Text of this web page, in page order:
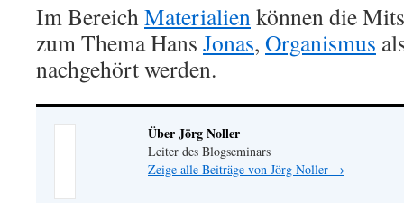
Im BereichMaterialienkönnen die
zum Thema Hans Jonas, Organismus
nachgehört werden.
Über Jörg Noller
Leiter des Blogseminars
Zeige alle Beiträge von Jörg Noller →